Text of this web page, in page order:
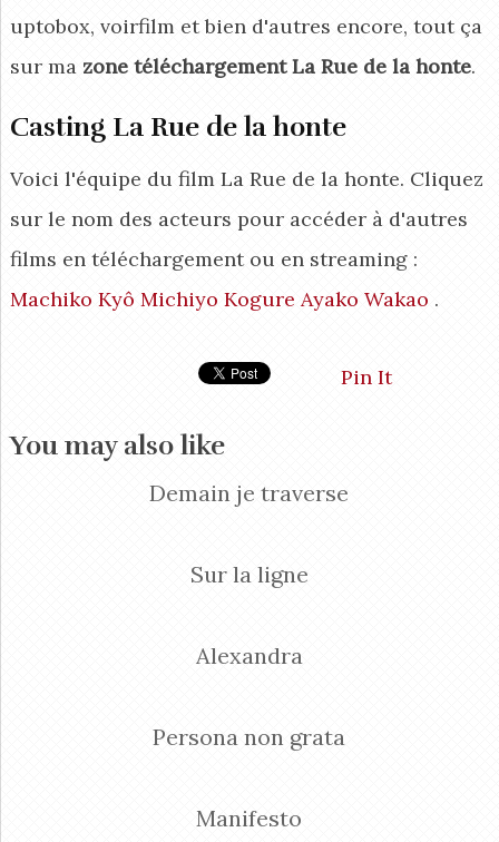
uptobox, voirfilm et bien d'autres encore, tout ça
sur ma zone téléchargement La Rue de la honte.
Casting La Rue de la honte
Voici l'équipe du film La Rue de la honte. Cliquez
sur le nom des acteurs pour accéder à d'autres
films en téléchargement ou en streaming :
Machiko Kyô Michiyo Kogure Ayako Wakao .
Pin It
You may also like
Demain je traverse
Sur la ligne
Alexandra
Persona non grata
Manifesto